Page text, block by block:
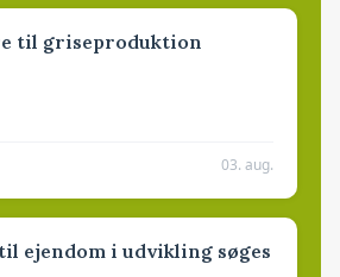
til griseproduktion
03. aug.
ejendom i udvikling søges